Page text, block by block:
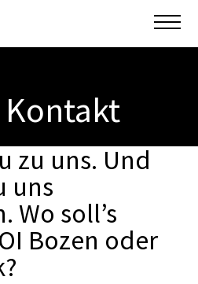
zu uns. Und
uns
Wo soll’s
Bozen oder
im Überblick
- 21:30